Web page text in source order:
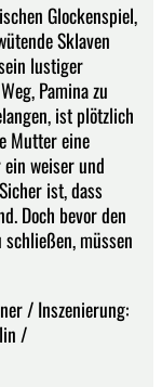
Glockenspiel,
Sklaven
lustiger
Pamina zu
ist plötzlich
Mutter eine
weiser und
ist, dass
Doch bevor den
müssen
/ Inszenierung:
/